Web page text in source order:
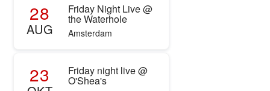
28
AUG
Friday Night Live @
the Waterhole
Amsterdam
23 Friday night live @
O'Shea's